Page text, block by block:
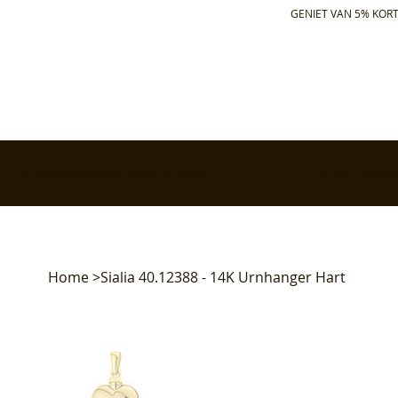
GENIET VAN 5%
Home>Sialia 40.12388 - 14K Urnhanger Hart